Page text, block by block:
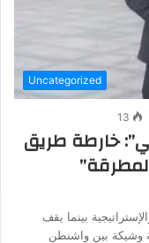
Uncategorized
13
خارطة طريق
​بينما يقف
وشيكة بين واشنطن